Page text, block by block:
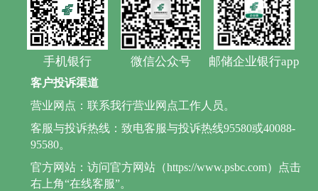
手机银行 微信公众号 邮储企业银行app
客户投诉渠道
营业网点：联系我行营业网点工作人员。
客服与投诉热线：致电客服与投诉热线95580或40088-
95580。
官方网站：访问官方网站（https://www.psbc.com）点击
右上角“在线客服”。